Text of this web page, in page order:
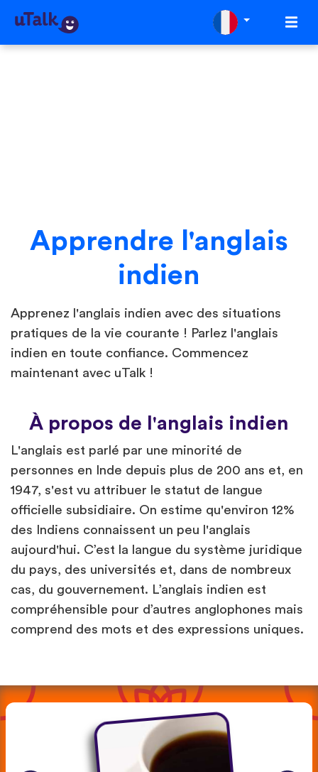
Apprendre l'anglais
indien
Apprenez l'anglais indien avec des situations
pratiques de la vie courante ! Parlez l'anglais
indien en toute confiance. Commencez
maintenant avec uTalk !
À propos de l'anglais indien
L'anglais est parlé par une minorité de
personnes en Inde depuis plus de 200 ans et, en
1947, s'est vu attribuer le statut de langue
officielle subsidiaire. On estime qu'environ 12%
des Indiens connaissent un peu l'anglais
aujourd'hui. C’est la langue du système juridique
du pays, des universités et, dans de nombreux
cas, du gouvernement. L’anglais indien est
compréhensible pour d’autres anglophones mais
comprend des mots et des expressions uniques.